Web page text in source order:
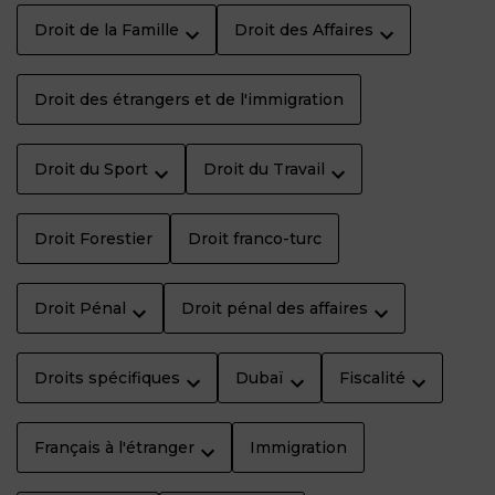
Droit de la Famille Droit des Affaires
Droit des étrangers et de l'immigration
Droit du Sport Droit du Travail
Droit Forestier Droit franco-turc
Droit Pénal Droit pénal des affaires
Droits spécifiques Dubaï Fiscalité
Français à l'étranger Immigration